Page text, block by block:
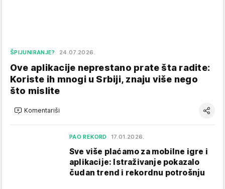
ŠPIJUNIRANJE? 24.07.2026.
Ove aplikacije neprestano prate šta radite:
Koriste ih mnogi u Srbiji, znaju više nego
što mislite
Komentariši
PAO REKORD 17.01.2026.
Sve više plaćamo za mobilne igre i
aplikacije: Istraživanje pokazalo
čudan trend i rekordnu potrošnju